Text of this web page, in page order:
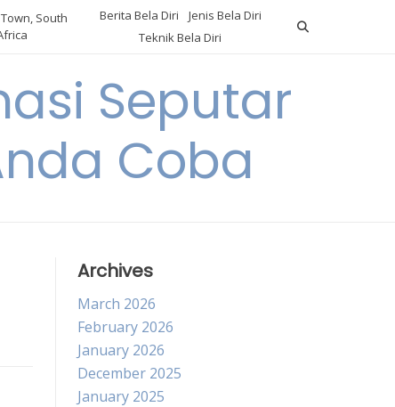
South
Berita Bela Diri
Jenis Bela Diri
Teknik Bela Diri
Seputar
Coba
Archives
March 2026
February 2026
January 2026
December 2025
January 2025